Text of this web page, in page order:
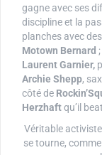
gagne avec ses
discipline et la
planches avec
Motown Bernard ;
Laurent Garnier,
Archie Shepp,
côté de
Herzhaftqu’il
Véritable
se tourne,